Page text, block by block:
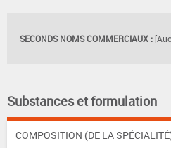
SECONDS NOMS COMMERCIAUX :
Substances et formulation
COMPOSITION (DE LA